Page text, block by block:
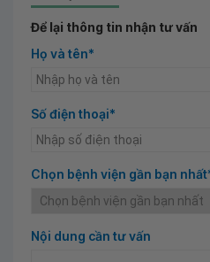
Để lại thông tin nhận tư vấn
Họ và tên*
Số điện thoại*
Chọn bệnh viện gần bạn
Nội dung cần tư vấn